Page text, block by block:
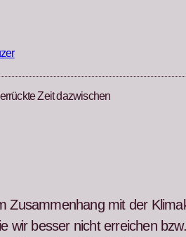
Zeit dazwischen
Zusam­men­hang mit der
wir bess­er nicht erre­ichen